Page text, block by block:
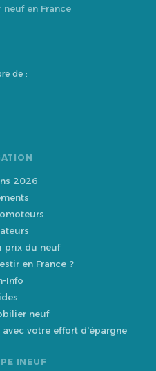
en France
de :
2026
prix du neuf
en France ?
Info
neuf
votre effort d'épargne
INEUF